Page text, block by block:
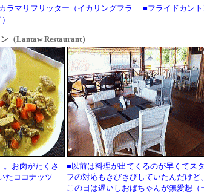
ラマリフリッター（イカリングフラ
■フライドカン
（Lantaw Restaurant）
。お肉がたくさ
たココナッツ
■以前は料理が出てくるのが早くてス
フの対応もきびきびしていたんだけど
この日は遅いしおばちゃんが無愛想（